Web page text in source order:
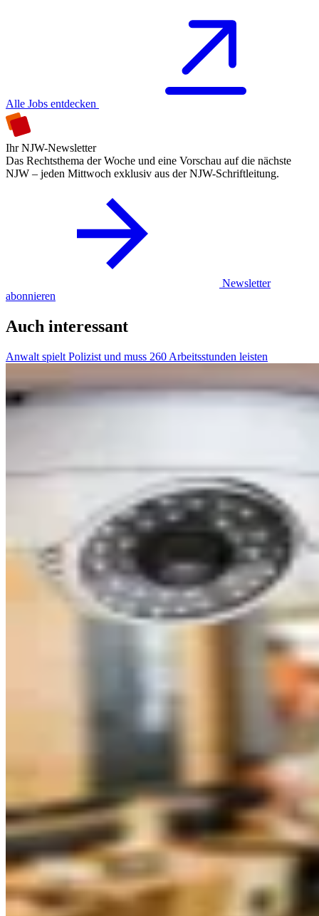
Alle Jobs entdecken
Ihr NJW-Newsletter
Das Rechtsthema der Woche und eine Vorschau auf die nächste
NJW – jeden Mittwoch exklusiv aus der NJW-Schriftleitung.
Newsletter
abonnieren
Auch interessant
Anwalt spielt Polizist und muss 260 Arbeitsstunden leisten